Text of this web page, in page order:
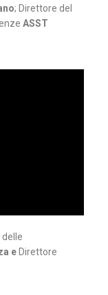
; Direttore del
ASST
delle
e Direttore